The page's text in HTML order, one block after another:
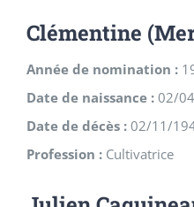
Clémentine
Année de nomination :
Date de naissance : 02/
Date de décès : 02/11/
Profession : Cultivatrice